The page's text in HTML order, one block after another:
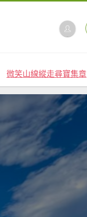
微笑山線縱走尋寶集章